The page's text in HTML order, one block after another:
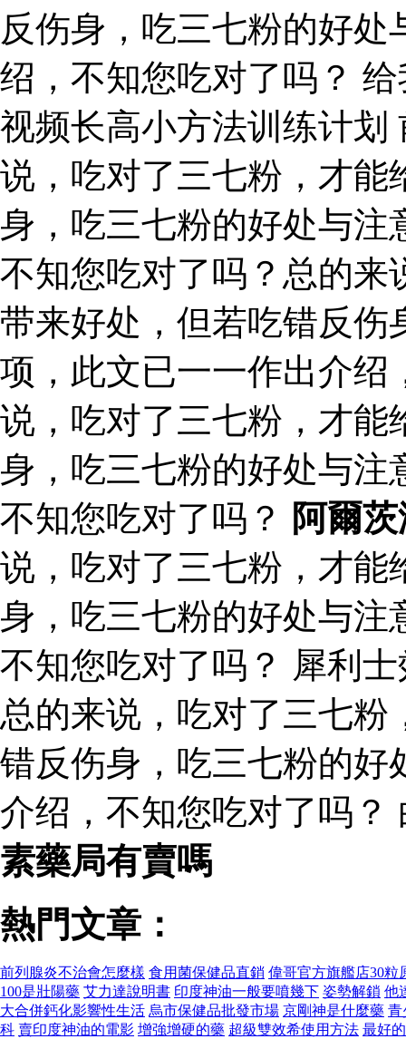
反伤身，吃三七粉的好
绍，不知您吃对了吗？
视频长高小方法训练计划
说，吃对了三七粉，才能
身，吃三七粉的好处与注
不知您吃对了吗？总的来
带来好处，但若吃错反伤
项，此文已一一作出介绍
说，吃对了三七粉，才能
身，吃三七粉的好处与注
不知您吃对了吗？
阿爾
说，吃对了三七粉，才能
身，吃三七粉的好处与注
不知您吃对了吗？ 犀利
总的来说，吃对了三七
错反伤身，吃三七粉的好
介绍，不知您吃对了吗
素藥局有賣嗎
熱門文章：
前列腺炎不治會怎麼樣 食用菌保健品直銷 偉哥官方旗艦店30粒
100是壯陽藥 艾力達說明書 印度神油一般要噴幾下 姿勢解鎖 他
大合併鈣化影響性生活 烏市保健品批發市場 京剛神是什麼藥 青
科 賣印度神油的電影 增強增硬的藥 超級雙效希使用方法 最好